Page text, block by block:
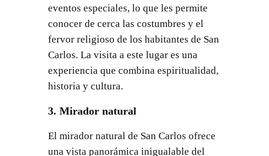
eventos especiales, lo que les permite
conocer de cerca las costumbres y el
fervor religioso de los habitantes de San
Carlos. La visita a este lugar es una
experiencia que combina espiritualidad,
historia y cultura.
3. Mirador natural
El mirador natural de San Carlos ofrece
una vista panorámica inigualable del